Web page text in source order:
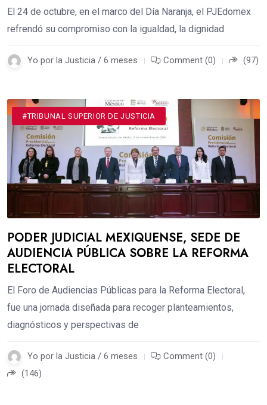
El 24 de octubre, en el marco del Día Naranja, el PJEdomex
refrendó su compromiso con la igualdad, la dignidad
Yo por la Justicia / 6 meses Comment (0) (97)
#TRIBUNAL SUPERIOR DE JUSTICIA
PODER JUDICIAL MEXIQUENSE, SEDE DE
AUDIENCIA PÚBLICA SOBRE LA REFORMA
ELECTORAL
El Foro de Audiencias Públicas para la Reforma Electoral,
fue una jornada diseñada para recoger planteamientos,
diagnósticos y perspectivas de
Yo por la Justicia / 6 meses
Comment (0)
(146)